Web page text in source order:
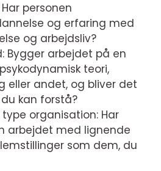
personen
og erfaring med
og arbejdsliv?
Bygger arbejdet på en
teori,
eller andet, og bliver det
kan forstå?
organisation: Har
arbejdet med lignende
som dem, du